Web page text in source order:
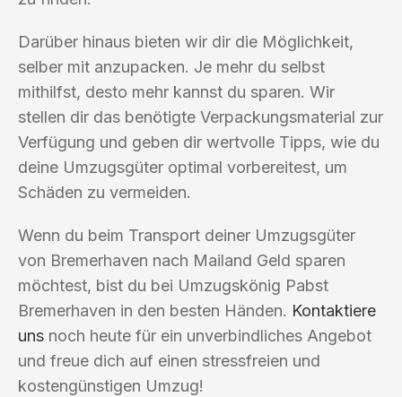
Darüber hinaus bieten wir dir die Möglichkeit,
selber mit anzupacken. Je mehr du selbst
mithilfst, desto mehr kannst du sparen. Wir
stellen dir das benötigte Verpackungsmaterial zur
Verfügung und geben dir wertvolle Tipps, wie du
deine Umzugsgüter optimal vorbereitest, um
Schäden zu vermeiden.
Wenn du beim Transport deiner Umzugsgüter
von Bremerhaven nach Mailand Geld sparen
möchtest, bist du bei Umzugskönig Pabst
Bremerhaven in den besten Händen. Kontaktiere
uns noch heute für ein unverbindliches Angebot
und freue dich auf einen stressfreien und
kostengünstigen Umzug!